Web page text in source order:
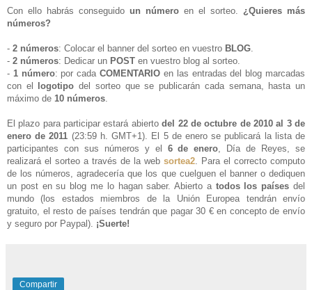
Con ello habrás conseguido un número en el sorteo. ¿Quieres más
números?
- 2 números: Colocar el banner del sorteo en vuestro BLOG
- 2 números: Dedicar un POST en vuestro blog al sorteo
- 1 número: por cadaCOMENTARIO en las entradas del blog marcadas
con el logotipo del sorteo que se publicarán cada semana, hasta un
máximo de 10 números
El plazo para participar estará abiertodel 22 de octubre de 2010 al 3 de
enero de 2011 (23:59 h. GMT+1) . El 5 de enero se publicará la lista de
participantes con sus números y el 6 de enero , Día de Reyes, se
realizará el sorteo a través de la web sortea2 . Para el correcto computo
de los números, agradecería que los que cuelguen el banner o dediquen
un post en su blog me lo hagan saber. Abierto a todos los países del
mundo (los estados miembros de la Unión Europea tendrán envío
gratuito, el resto de países tendrán que pagar 30 € en concepto de envío
y seguro por Paypal). ¡Suerte!
Compartir